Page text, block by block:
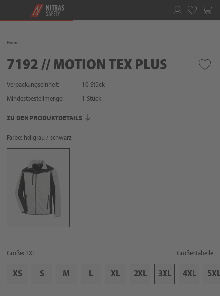
Toggle
navigation
Home
7192 // MOTION TEX PLUS
Verpackungseinheit:
10 Stück
Mindestbestellmenge:
1 Stück
ZU DEN PRODUKTDETAILS
Farbe: hellgrau / schwarz
Größe: 3XL Größentabelle
XS S M L XL 2XL 3XL 4XL 5XL